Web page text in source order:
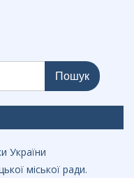
України
міської ради.